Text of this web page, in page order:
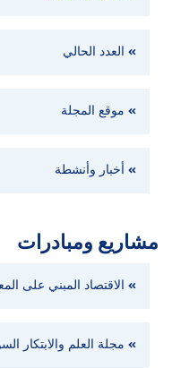
العدد الحالي
موقع المجلة
أخبار وأنشطة
مشاريع ومبادرات
الاقتصاد المبني على
مجلة العلم والابتكار